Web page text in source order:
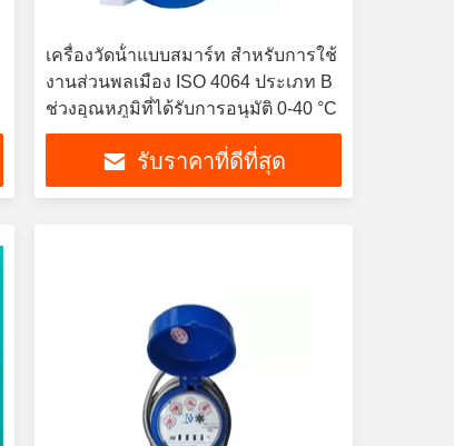
เครื่องวัดน้ําแบบสมาร์ท สําหรับการใช้
งานส่วนพลเมือง ISO 4064 ประเภท B
ช่วงอุณหภูมิที่ได้รับการอนุมัติ 0-40 °C
รับราคาที่ดีที่สุด